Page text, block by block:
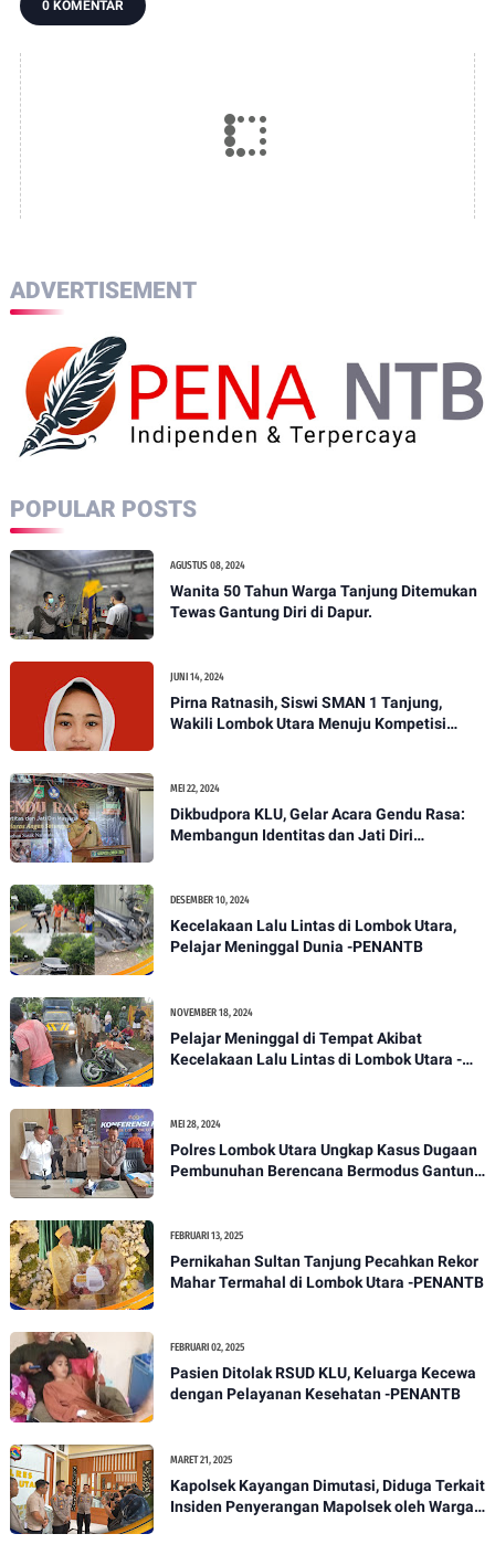
0 KOMENTAR
ADVERTISEMENT
POPULAR POSTS
AGUSTUS 08, 2024
Wanita 50 Tahun Warga Tanjung Ditemukan
Tewas Gantung Diri di Dapur.
JUNI 14, 2024
Pirna Ratnasih, Siswi SMAN 1 Tanjung,
Wakili Lombok Utara Menuju Kompetisi
MEI 22, 2024
Dikbudpora KLU, Gelar Acara Gendu Rasa:
Membangun Identitas dan Jati Diri
DESEMBER 10, 2024
Kecelakaan Lalu Lintas di Lombok Utara,
Pelajar Meninggal Dunia -PENANTB
NOVEMBER 18, 2024
Pelajar Meninggal di Tempat Akibat
Kecelakaan Lalu Lintas di Lombok Utara -
MEI 28, 2024
Polres Lombok Utara Ungkap Kasus Dugaan
Pembunuhan Berencana Bermodus Gantung
FEBRUARI 13, 2025
Pernikahan Sultan Tanjung Pecahkan Rekor
Mahar Termahal di Lombok Utara -PENANTB
FEBRUARI 02, 2025
Pasien Ditolak RSUD KLU, Keluarga Kecewa
dengan Pelayanan Kesehatan -PENANTB
MARET 21, 2025
Kapolsek Kayangan Dimutasi, Diduga Terkait
Insiden Penyerangan Mapolsek oleh Warga -